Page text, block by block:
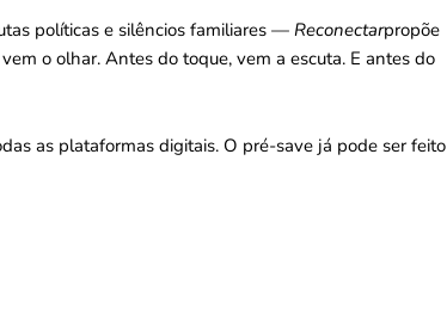
políticas e silêncios familiares —Reconectarpropõe
o olhar. Antes do toque, vem a escuta. E antes do
as plataformas digitais. O pré-save já pode ser feito